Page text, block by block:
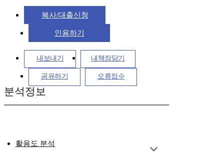
복사/대출신청
인용하기
내보내기 내책장담기
공유하기 오류접수
분석정보
활용도 분석